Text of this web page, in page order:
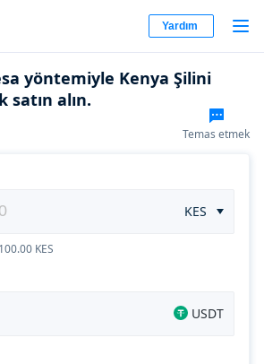
Yardım
yöntemiyle Kenya Şilini
satın alın.
Temas etmek
KES
KES
USDT